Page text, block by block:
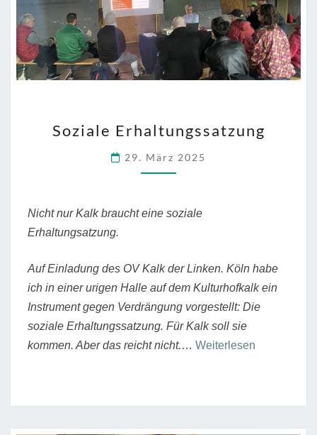
ERHALTUNGSSATZUNG
Soziale Erhaltungssatzung
29. März 2025
Nicht nur Kalk braucht eine soziale
Erhaltungsatzung.
Auf Einladung des OV Kalk der Linken. Köln habe
ich in einer urigen Halle auf dem Kulturhofkalk ein
Instrument gegen Verdrängung vorgestellt: Die
soziale Erhaltungssatzung. Für Kalk soll sie
kommen. Aber das reicht nicht.… Weiterlesen